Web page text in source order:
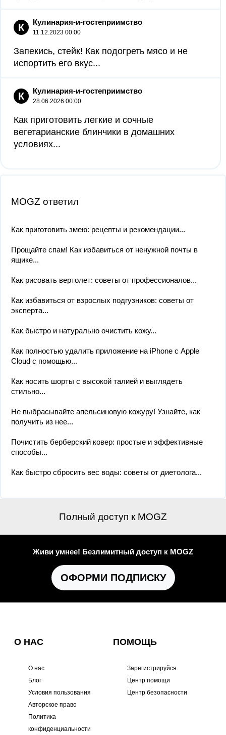
К Кулинария-и-гостеприимство
11.12.2023 00:00
Запекись, стейк! Как подогреть мясо и не
испортить его вкус...
К Кулинария-и-гостеприимство
28.06.2026 00:00
Как приготовить легкие и сочные
вегетарианские блинчики в домашних
условиях...
MOGZ ответил
Как приготовить змею: рецепты и рекомендации...
Прощайте спам! Как избавиться от ненужной почты в
ящике...
Как рисовать вертолет: советы от профессионалов...
Как избавиться от взрослых подгузников: советы от
эксперта...
Как быстро и натурально очистить кожу...
Как полностью удалить приложение на iPhone с Apple
Cloud с помощью...
Как носить шорты с высокой талией и выглядеть
стильно...
Не выбрасывайте апельсиновую кожуру! Узнайте, как
получить из нее...
Почистить берберский ковер: простые и эффективные
способы...
Как быстро сбросить вес воды: советы от диетолога...
Полный доступ к MOGZ
Живи умнее! Безлимитный доступ к MOGZ
ОФОРМИ ПОДПИСКУ
О НАС
О нас
Блог
Условия пользования
Авторское право
Политика
конфиденциальности
ПОМОЩЬ
Зарегистрируйся
Центр помощи
Центр безопасности